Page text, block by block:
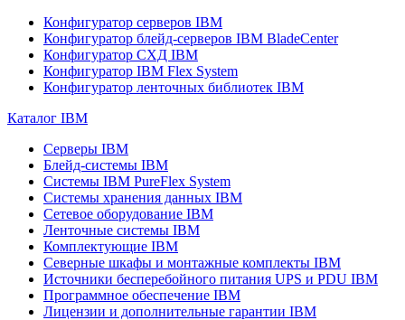
Конфигуратор серверов IBM
Конфигуратор блейд-серверов IBM BladeCenter
Конфигуратор СХД IBM
Конфигуратор IBM Flex System
Конфигуратор ленточных библиотек IBM
Каталог IBM
Серверы IBM
Блейд-системы IBM
Системы IBM PureFlex System
Системы хранения данных IBM
Сетевое оборудование IBM
Ленточные системы IBM
Комплектующие IBM
Северные шкафы и монтажные комплекты IBM
Источники бесперебойного питания UPS и PDU IBM
Программное обеспечение IBM
Лицензии и дополнительные гарантии IBM